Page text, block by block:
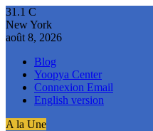
31.1 C
New York
août 8, 2026
Blog
Yoopya Center
Connexion Email
English version
A la Une